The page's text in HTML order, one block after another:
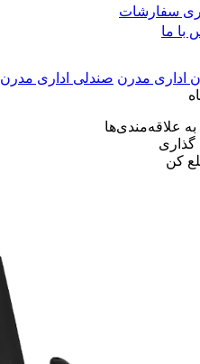
سفارشات
با ما
اداری مدرن صندلی اداری مدرن
به علاقه‌مندی‌ها
گذاری
کن